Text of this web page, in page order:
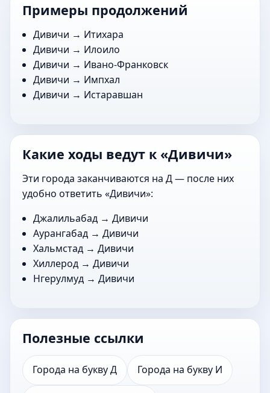
Примеры продолжений
Дивичи → Итихара
Дивичи → Илоило
Дивичи → Ивано-Франковск
Дивичи → Импхал
Дивичи → Истаравшан
Какие ходы ведут к «Дивичи»
Эти города заканчиваются на Д — после них
удобно ответить «Дивичи»:
Джалильабад → Дивичи
Аурангабад → Дивичи
Хальмстад → Дивичи
Хиллерод → Дивичи
Нгерулмуд → Дивичи
Полезные ссылки
Города на букву Д Города на букву И